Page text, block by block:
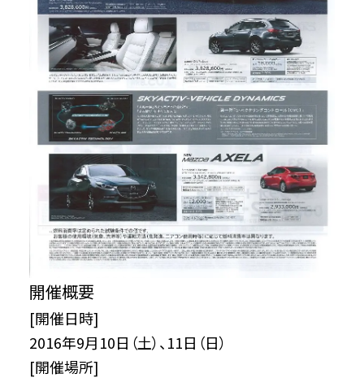
開催概要
[開催日時]
2016年9月10日（土）、11日（日）
[開催場所]